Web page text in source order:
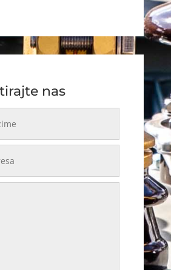
nas